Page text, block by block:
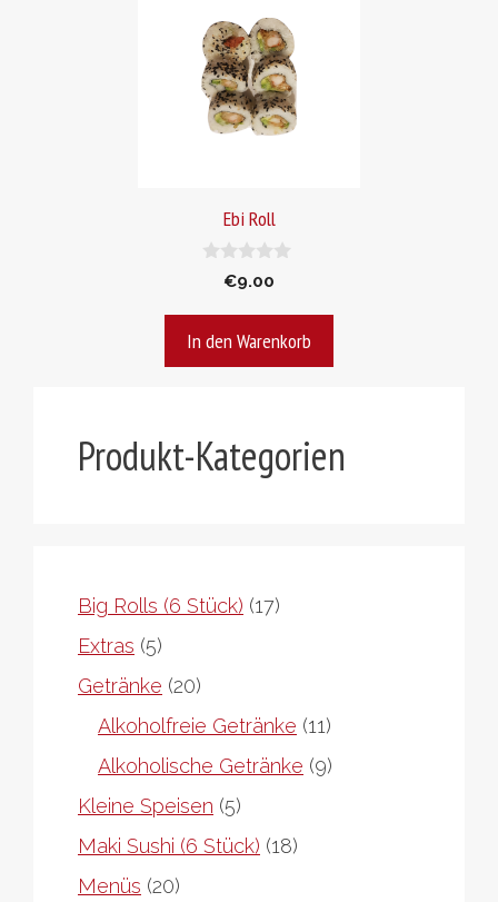
Ebi Roll
5
€9.00
In den Warenkorb
Produkt-Kategorien
Big Rolls (6 Stück) 1717
Extras 55
Produkte
Getränke 2020
Produkte
Alkoholfreie Getränke 1111
Produkte
Alkoholische Getränke 99
Kleine Speisen 55
Produkte
Maki Sushi (6 Stück) 1818
Menüs 2020